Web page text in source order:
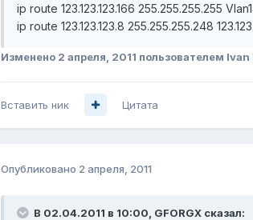
ip route 123.123.123.166 255.255.255.255
ip route 123.123.123.8 255.255.255.248
Изменено 2 апреля, 2011 пользователем
Вставить ник Цитата
Опубликовано 2 апреля, 2011
В 02.04.2011 в 10:00, GFORGX сказал: